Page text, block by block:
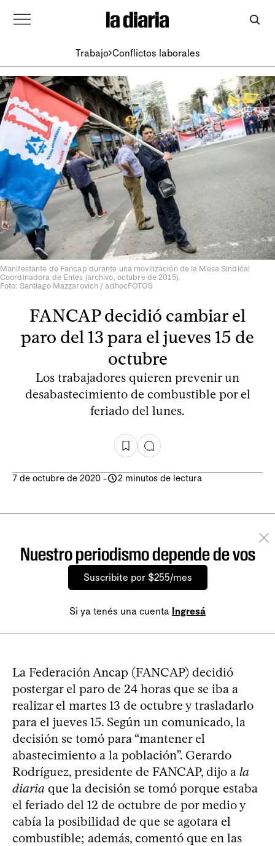
Trabajo Conflictos laborales
Manifestante de Fancap durante una movilización de la Mesa Sindical
Coordinadora de Entes (archivo, octubre de 2015).
Foto: Santiago Mazzarovich / adhocFOTOS
FANCAP decidió cambiar el
paro del 13 para el jueves 15 de
octubre
Los trabajadores quieren prevenir un
desabastecimiento de combustible por el
feriado del lunes.
7 de octubre de 2020 - 2 minutos de lectura
Nuestro periodismo depende de vos
Suscribite por $255/mes
Si ya tenés una cuenta Ingresá
La Federación Ancap (FANCAP) decidió
postergar el paro de 24 horas que se iba a
realizar el martes 13 de octubre y trasladarlo
para el jueves 15. Según un comunicado, la
decisión se tomó para “mantener el
abastecimiento a la población”. Gerardo
Rodríguez, presidente de FANCAP, dijo a la
diaria que la decisión se tomó porque estaba
el feriado del 12 de octubre de por medio y
cabía la posibilidad de que se agotara el
combustible; además, comentó que en las